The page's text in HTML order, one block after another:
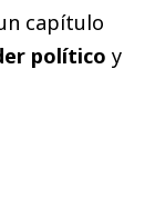
capítulo
político y